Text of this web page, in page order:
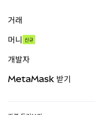
거래
무기한 선물
실물자산
머니 신규
개발자
MetaMask 받기